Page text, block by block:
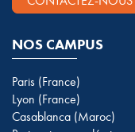
NOS CAMPUS
Paris (France)
Lyon (France)
Casablanca (Maroc)